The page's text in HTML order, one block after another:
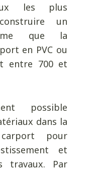
les plus
un
que la
en PVC ou
entre 700 et
possible
dans la
pour
et
travaux. Par